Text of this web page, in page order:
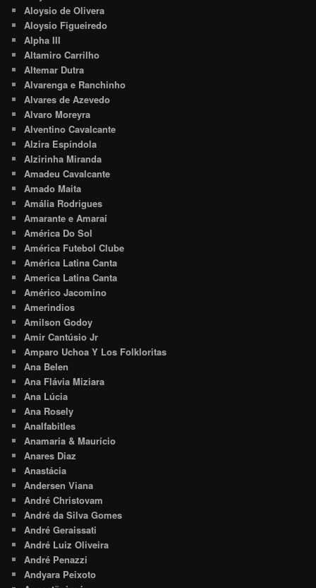
Aloysio de Olivera
Aloysio Figueiredo
Alpha III
Altamiro Carrilho
Altemar Dutra
Alvarenga e Ranchinho
Alvares de Azevedo
Alvaro Moreyra
Alventino Cavalcante
Alzira Espíndola
Alzirinha Miranda
Amadeu Cavalcante
Amado Maita
Amália Rodrigues
Amarante e Amaraí
América Do Sol
América Futebol Clube
América Latina Canta
America Latina Canta
Américo Jacomino
Amerindios
Amilson Godoy
Amir Cantúsio Jr
Amparo Uchoa Y Los Folkloritas
Ana Belen
Ana Flávia Miziara
Ana Lúcia
Ana Rosely
Analfabitles
Anamaria & Maurício
Anares Diaz
Anastácia
Andersen Viana
André Christovam
André da Silva Gomes
André Geraissati
André Luiz Oliveira
André Penazzi
Andyara Peixoto